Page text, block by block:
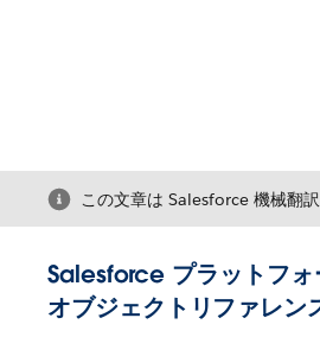
この文章は Salesforce 機械翻
Salesforce プラットフォ
オブジェクトリファレン